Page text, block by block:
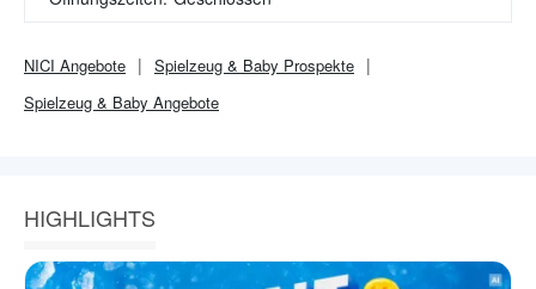
NICI Angebote Spielzeug & Baby Prospekte
Spielzeug & Baby Angebote
HIGHLIGHTS